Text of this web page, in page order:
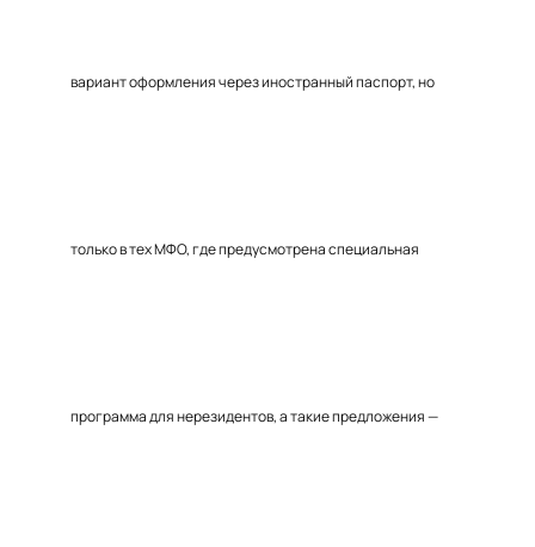
вариант оформления через иностранный паспорт, но
только в тех МФО, где предусмотрена специальная
программа для нерезидентов, а такие предложения —